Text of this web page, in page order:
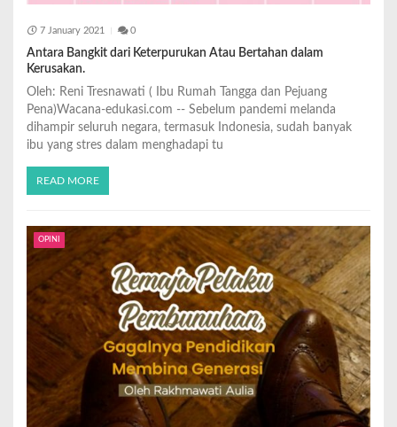
7 January 2021 0
Antara Bangkit dari Keterpurukan Atau Bertahan dalam
Kerusakan.
Oleh: Reni Tresnawati ( Ibu Rumah Tangga dan Pejuang
Pena)Wacana-edukasi.com -- Sebelum pandemi melanda
dihampir seluruh negara, termasuk Indonesia, sudah banyak
ibu yang stres dalam menghadapi tu
READ MORE
OPINI